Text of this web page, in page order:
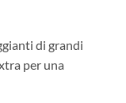
di grandi
per una